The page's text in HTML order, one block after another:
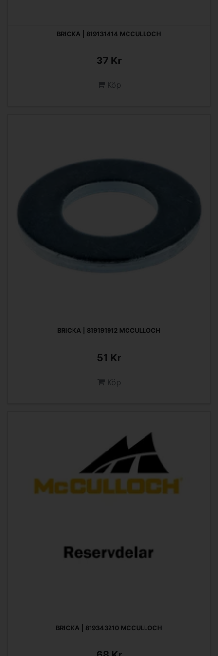
BRICKA | 819131414 MCCULLOCH
37 Kr
Köp
BRICKA | 819191912 MCCULLOCH
51 Kr
Köp
BRICKA | 819343210 MCCULLOCH